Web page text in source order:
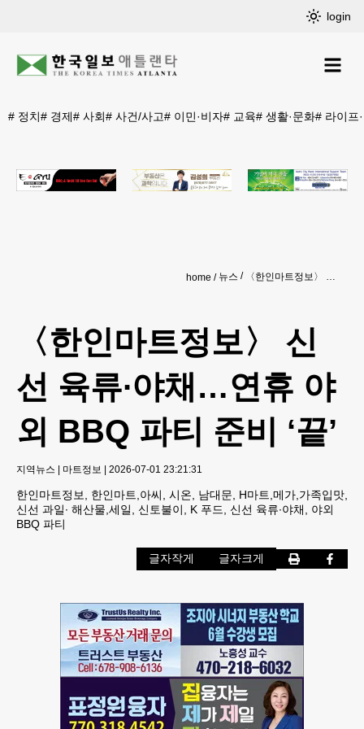
login
# 정치# 경제# 사회# 사건/사고# 이민·비자# 교육# 생활·문화# 라이프
home 뉴스 〈한인마트정보〉 신선 육류∙야채…연휴 야외 BBQ 파티 준비 ‘끝’
〈한인마트정보〉 신
선 육류∙야채…연휴 야
외 BBQ 파티 준비 ‘끝’
지역뉴스 | 마트정보 | 2026-07-01 23:21:31
한인마트정보, 한인마트,아씨, 시온, 남대문, H마트,메가,가족입맛,
신선 과일∙ 해산물,세일, 신토불이, K 푸드, 신선 육류∙야채, 야외
BBQ 파티
글자작게 글자크게